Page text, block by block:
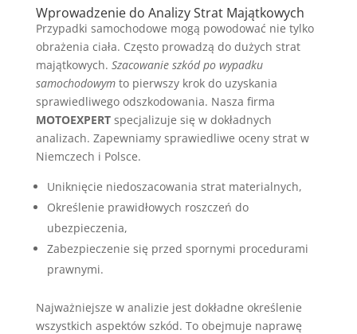
Wprowadzenie do Analizy Strat Majątkowych
Przypadki samochodowe mogą powodować nie tylko
obrażenia ciała. Często prowadzą do dużych strat
majątkowych. Szacowanie szkód po wypadku
samochodowymto pierwszy krok do uzyskania
sprawiedliwego odszkodowania. Nasza firma
MOTOEXPERTspecjalizuje się w dokładnych
analizach. Zapewniamy sprawiedliwe oceny strat w
Niemczech i Polsce.
Uniknięcie niedoszacowania strat materialnych,
Określenie prawidłowych roszczeń do
ubezpieczenia,
Zabezpieczenie się przed spornymi procedurami
prawnymi.
Najważniejsze w analizie jest dokładne określenie
wszystkich aspektów szkód. To obejmuje naprawę